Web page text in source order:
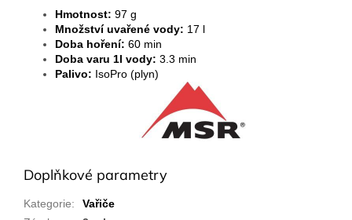
Hmotnost: 97 g
Množství uvařené vody: 17 l
Doba hoření: 60 min
Doba varu 1l vody: 3.3 min
Palivo: IsoPro (plyn)
Doplňkové parametry
Kategorie:
Vařiče